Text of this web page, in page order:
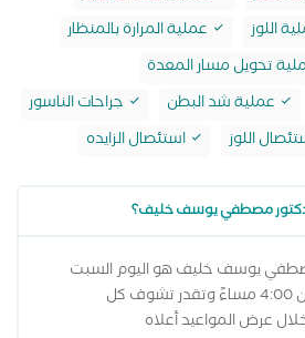
اللوز
عملية المرارة بالمنظار
تحويل مسار المعدة
عملية شد البطن
جراحات الناسور
اللوز استئصال الزايده
مصطفي يوسف خليف؟
يوسف خليف هو اليوم السبت
08 اغسطس 2026 من 4:00 مساءً وتقدر تشوف كل
عرض المواعيد أعلاه